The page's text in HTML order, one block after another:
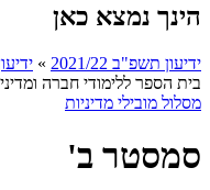
הינך נמצא כאן
ידיעון תשפ"ב 2021/22 » ידיעון
בית הספר ללימודי חברה
מסלול מובילי מדיניות
סמסטר ב'